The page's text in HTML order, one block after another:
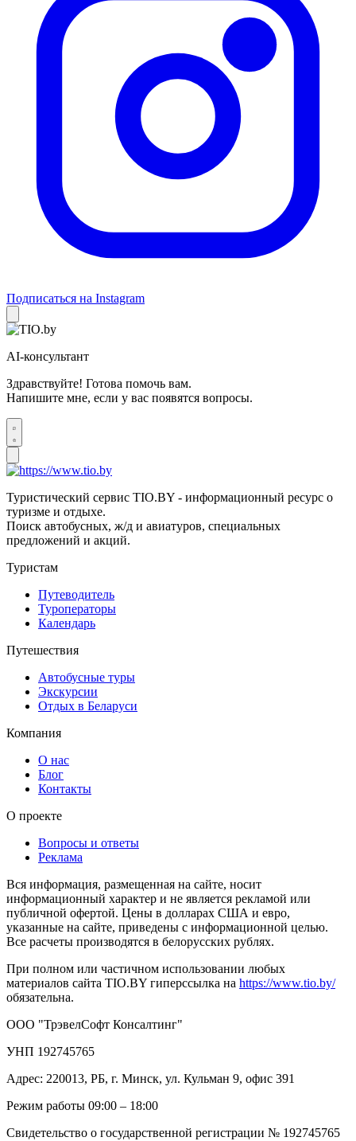
Подписаться на Instagram
AI-консультант
Здравствуйте! Готова помочь вам.
Напишите мне, если у вас появятся вопросы.
Туристический сервис TIO.BY - информационный ресурс о
туризме и отдыхе.
Поиск автобусных, ж/д и авиатуров, специальных
предложений и акций.
Туристам
Путеводитель
Туроператоры
Календарь
Путешествия
Автобусные туры
Экскурсии
Отдых в Беларуси
Компания
О нас
Блог
Контакты
О проекте
Вопросы и ответы
Реклама
Вся информация, размещенная на сайте, носит
информационный характер и не является рекламой или
публичной офертой. Цены в долларах США и евро,
указанные на сайте, приведены с информационной целью.
Все расчеты производятся в белорусских рублях.
При полном или частичном использовании любых
материалов сайта TIO.BY гиперссылка на https://www.tio.by/
обязательна.
ООО "ТрэвелСофт Консалтинг"
УНП 192745765
Адрес: 220013, РБ, г. Минск, ул. Кульман 9, офис 391
Режим работы 09:00 – 18:00
Свидетельство о государственной регистрации № 192745765